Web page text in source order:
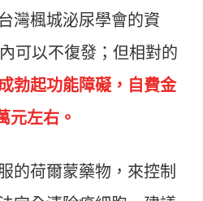
灣楓城泌尿學會的資
可以不復發；但相對的
勃起功能障礙，自費金
元左右。
的荷爾蒙藥物，來控制